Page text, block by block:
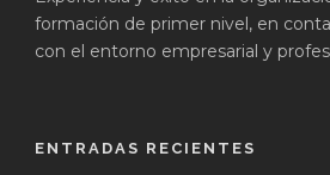
formación de primer nivel, en
con el entorno empresarial y
ENTRADAS RECIENTES